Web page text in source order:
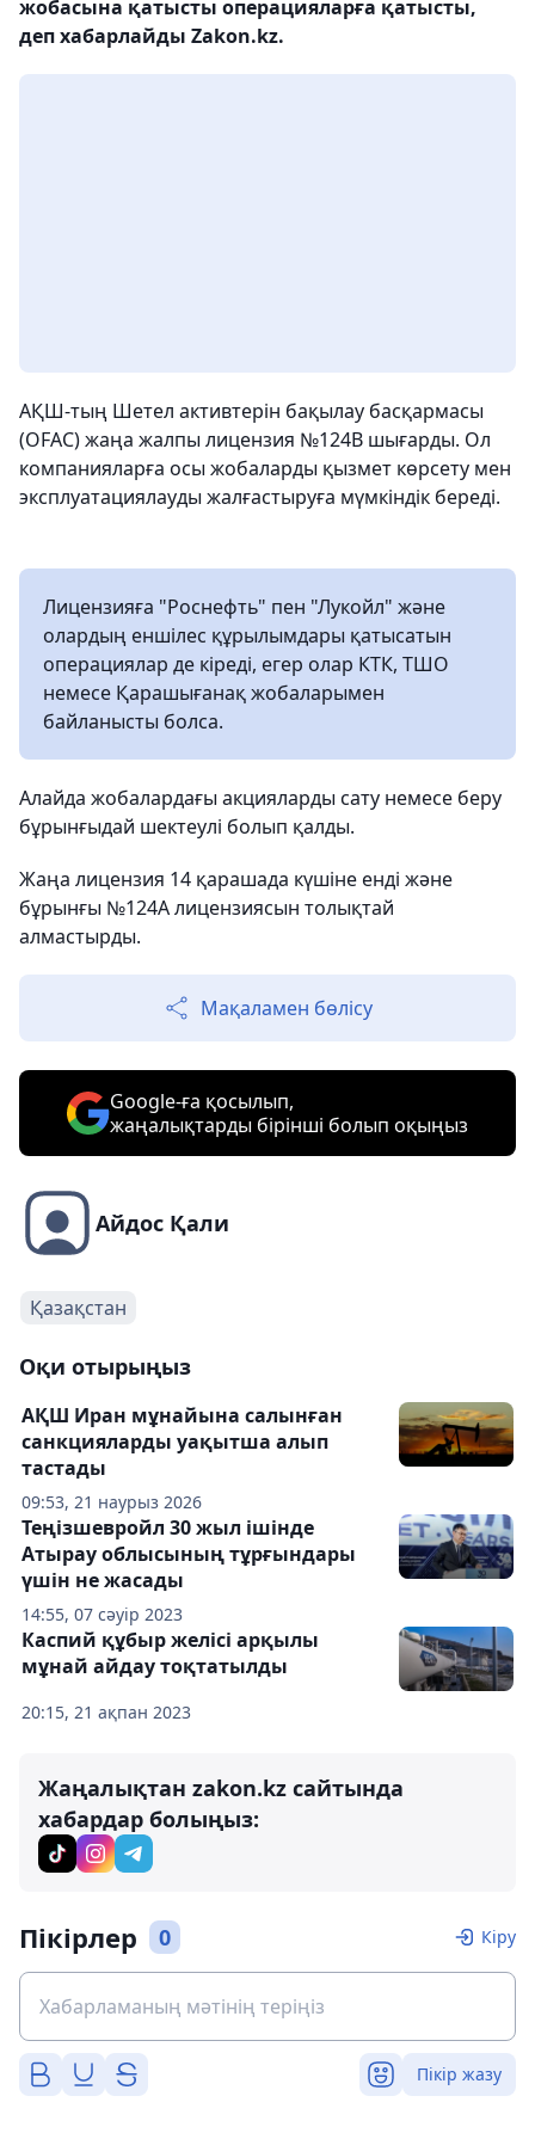
жобасына қатысты операцияларға қатысты,
деп хабарлайды Zakon.kz.
АҚШ-тың Шетел активтерін бақылау басқармасы
(OFAC) жаңа жалпы лицензия №124B шығарды. Ол
компанияларға осы жобаларды қызмет көрсету мен
эксплуатациялауды жалғастыруға мүмкіндік береді.
Лицензияға "Роснефть" пен "Лукойл" және
олардың еншілес құрылымдары қатысатын
операциялар де кіреді, егер олар КТК, ТШО
немесе Қарашығанақ жобаларымен
байланысты болса.
Алайда жобалардағы акцияларды сату немесе беру
бұрынғыдай шектеулі болып қалды.
Жаңа лицензия 14 қарашада күшіне енді және
бұрынғы №124A лицензиясын толықтай
алмастырды.
Мақаламен бөлісу
Google-ға қосылып,
жаңалықтарды бірінші болып оқыңыз
Айдос Қали
Қазақстан
Оқи отырыңыз
09:53, 21 наурыз 2026
АҚШ Иран мұнайына салынған
санкцияларды уақытша алып
тастады
14:55, 07 сәуір 2023
Теңізшевройл 30 жыл ішінде
Атырау облысының тұрғындары
үшін не жасады
20:15, 21 ақпан 2023
Каспий құбыр желісі арқылы
мұнай айдау тоқтатылды
Жаңалықтан zakon.kz сайтында
хабардар болыңыз:
Пікірлер 0 Кіру
Пікір жазу